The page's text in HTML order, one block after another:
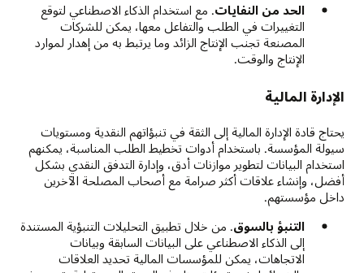
الحد من النفايات. مع استخدام الذكاء الاصطناعي لتوقع
التغييرات في الطلب والتفاعل معها، يمكن للشركات
المصنعة تجنب الإنتاج الزائد وما يرتبط به من إهدار لموارد
الإنتاج والوقت.
الإدارة المالية
يحتاج قادة الإدارة المالية إلى الثقة في تنبؤاتهم النقدية ومستويات
سيولة المؤسسة. باستخدام أدوات تخطيط الطلب المناسبة، يمكنهم
استخدام البيانات لتطوير موازنات أدق، وإدارة التدفق النقدي بشكل
أفضل، وإنشاء علاقات أكثر صرامة مع أصحاب المصلحة الآخرين
داخل مؤسستهم.
التنبؤ بالسوق. من خلال تطبيق التحليلات التنبؤية المستندة
إلى الذكاء الاصطناعي على البيانات السابقة وبيانات
الاتجاهات، يمكن للمؤسسات المالية تحديد العلاقات